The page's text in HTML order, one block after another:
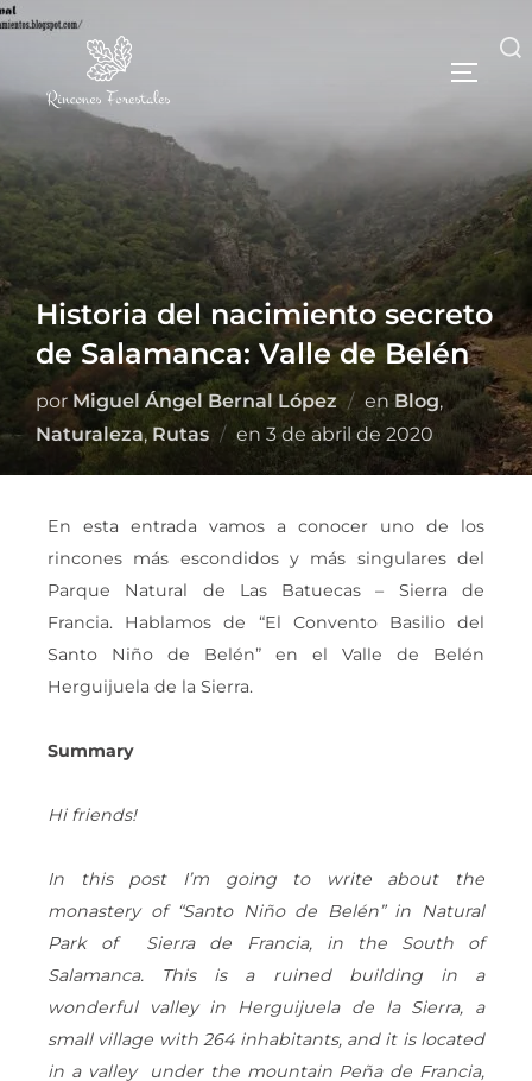
Historia del nacimiento secreto
de Salamanca: Valle de Belén
por Miguel Ángel Bernal López enBlog,
Naturaleza, Rutas en 3 de abril de 2020
En esta entrada vamos a conocer uno de los
rincones más escondidos y más singulares del
Parque Natural de Las Batuecas – Sierra de
Francia. Hablamos de “El Convento Basilio del
Santo Niño de Belén” en el Valle de Belén
Herguijuela de la Sierra.
Summary
Hi friends!
In this post I’m going to write about the
monastery of “Santo Niño de Belén” in Natural
Park of Sierra de Francia, in the South of
Salamanca. This is a ruined building in a
wonderful valley in Herguijuela de la Sierra, a
small village with 264 inhabitants, and it is located
in a valley under the mountain Peña de Francia,